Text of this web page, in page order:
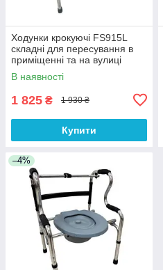
Ходунки крокуючі FS915L
складні для пересування в
приміщенні та на вулиці
В наявності
1 825 ₴ 1 930 ₴
Купити
–4%